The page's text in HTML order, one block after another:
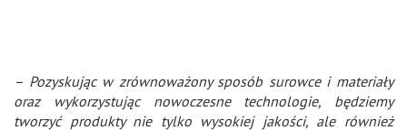
– Pozyskując w zrównoważony sposób surowce i materiały
oraz wykorzystując nowoczesne technologie, będziemy
tworzyć produkty nie tylko wysokiej jakości, ale również